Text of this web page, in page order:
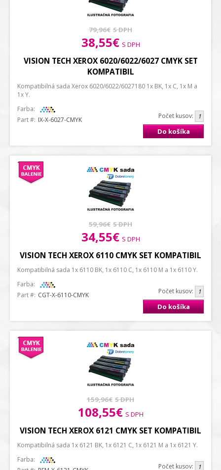
79,96€ S DPH
38,55€ S DPH
Počet kusov:
Do košíka
VISION TECH XEROX 6020/6022/6027 CMYK SET
KOMPATIBIL
Kompatibilná sada Xerox 6020/6022/6027180 1x BK, 1x C, 1x M a
1x Y.
Farba:
Part #: IX-X-6027-CMYK
59,96€ S DPH
34,55€ S DPH
Počet kusov:
Do košíka
VISION TECH XEROX 6110 CMYK SET KOMPATIBIL
Kompatibilná sada 1x 6110 BK, 1x 6110 C, 1x 6110 M a 1x 6110 Y.
Farba:
Part #: CGT-X-6110-CMYK
159,96€ S DPH
108,55€ S DPH
Počet kusov:
VISION TECH XEROX 6121 CMYK SET KOMPATIBIL
Kompatibilná sada 1x 6121 BK, 1x 6121 C, 1x 6121 M a 1x 6121 Y.
Farba: